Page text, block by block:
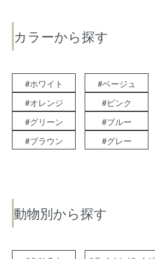
カラーから探す
#ホワイト #ベージュ
#オレンジ
#ピンク
#グリーン
#ブルー
#ブラウン
#グレー
動物別から探す